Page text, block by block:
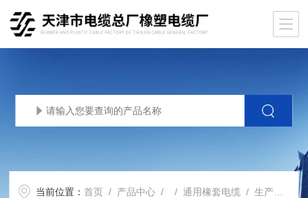
当前位置：首页 / 产品中心 / /通用橡套电缆 / 生产基地YCW耐油橡套电缆YCW3*35+1*10重型橡胶电缆